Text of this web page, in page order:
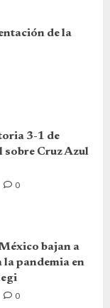
de la
3-1 de
sobre Cruz Azul
0
bajan a
la pandemia en
0